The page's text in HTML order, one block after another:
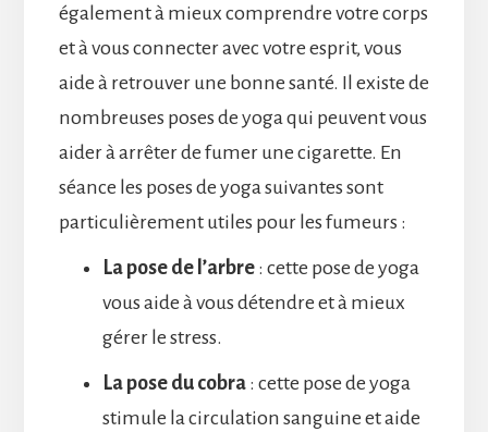
également à mieux comprendre votre corps
et à vous connecter avec votre esprit, vous
aide à retrouver une bonne santé. Il existe de
nombreuses poses de yoga qui peuvent vous
aider à arrêter de fumer une cigarette. En
séance les poses de yoga suivantes sont
particulièrement utiles pour les fumeurs :
La pose de l’arbre: cette pose de yoga
vous aide à vous détendre et à mieux
gérer le stress.
La pose du cobra: cette pose de yoga
stimule la circulation sanguine et aide